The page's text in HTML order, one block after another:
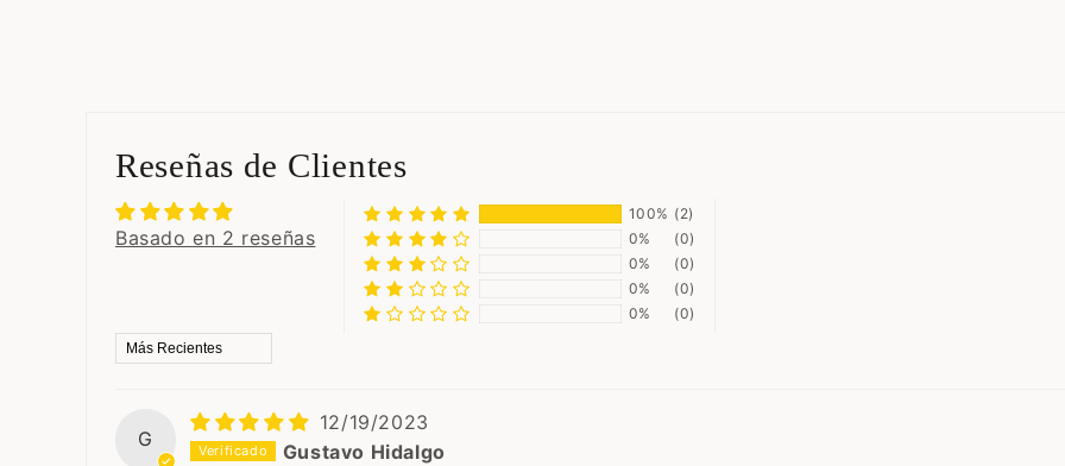
Reseñas de Clientes
Basado en 2 reseñas
100% (2)
0%
(0)
0%
(0)
0%
(0)
0%
(0)
Sort by
G
12/19/2023
Gustavo Hidalgo